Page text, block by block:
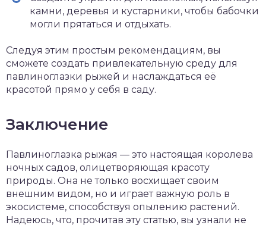
камни, деревья и кустарники, чтобы бабочки
могли прятаться и отдыхать.
Следуя этим простым рекомендациям, вы
сможете создать привлекательную среду для
павлиноглазки рыжей и наслаждаться её
красотой прямо у себя в саду.
Заключение
Павлиноглазка рыжая — это настоящая королева
ночных садов, олицетворяющая красоту
природы. Она не только восхищает своим
внешним видом, но и играет важную роль в
экосистеме, способствуя опылению растений.
Надеюсь, что, прочитав эту статью, вы узнали не